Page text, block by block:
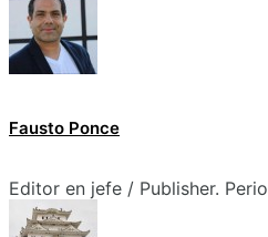
Fausto Ponce
Editor en jefe / Publisher.